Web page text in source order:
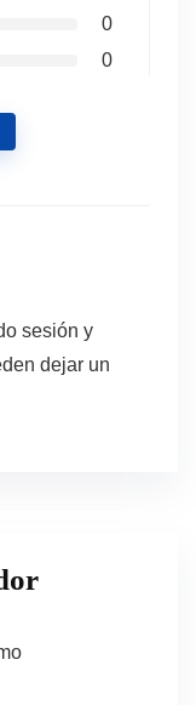
0
0
sesión y
dejar un